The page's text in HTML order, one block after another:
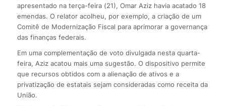
apresentado na terça-feira (21), Omar Aziz havia acatado 18
emendas. O relator acolheu, por exemplo, a criação de um
Comitê de Modernização Fiscal para aprimorar a governança
das finanças federais.
Em uma complementação de voto divulgada nesta quarta-
feira, Aziz acatou mais uma sugestão. O dispositivo permite
que recursos obtidos com a alienação de ativos e a
privatização de estatais sejam consideradas como receita da
União.